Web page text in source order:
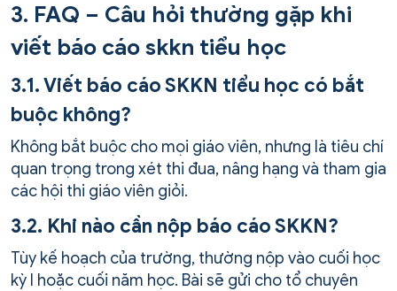
3. FAQ – Câu hỏi thường gặp khi
viết báo cáo skkn tiểu học
3.1. Viết báo cáo SKKN tiểu học có bắt
buộc không?
Không bắt buộc cho mọi giáo viên, nhưng là tiêu chí
quan trọng trong xét thi đua, nâng hạng và tham gia
các hội thi giáo viên giỏi.
3.2. Khi nào cần nộp báo cáo SKKN?
Tùy kế hoạch của trường, thường nộp vào cuối học
kỳ I hoặc cuối năm học. Bài sẽ gửi cho tổ chuyên